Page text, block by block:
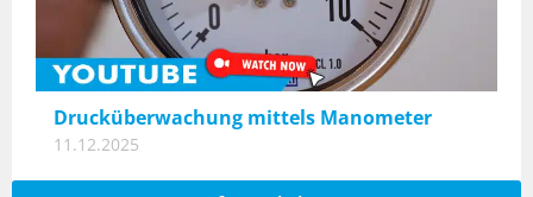
Drucküberwachung mittels Manometer
11.12.2025